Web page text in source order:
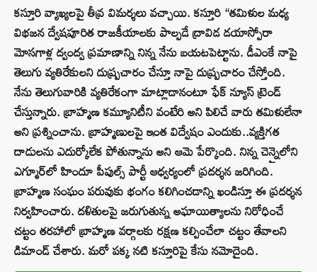
కస్తూరి వ్యాఖ్యలపై తీవ్ర విమర్శలు వచ్చాయి. కస్తూరి “తమిళుల మధ్య
విభజన ద్వేషపూరిత రాజకీయాలకు పాల్పడే ద్రావిడ డయాస్పోరా
మోసగాళ్ల ద్వంద్వ ప్రమాణాన్ని నిన్న నేను బయటపెట్టాను. డీఎంకే నాపై
తెలుగు వ్యతిరేకులని దుష్ప్రచారం చేస్తూ నాపై దుష్ప్రచారం చేస్తోంది.
నేను తెలుగువారికి వ్యతిరేకంగా మాట్లాడానంటూ ఫేక్ న్యూస్ ట్రెండ్
చేస్తున్నారు. బ్రాహ్మణ కమ్యూనిటీని వంటేరి అని పిలిచే వారు తమిళులేనా
అని ప్రశ్నించాను. బ్రాహ్మణులపై ఇంత విద్వేషం ఎందుకు..వ్యక్తిగత
దాడులను ఎదుర్కోలేక పోతున్నాను అని ఆమె పేర్కొంది. నిన్న చెన్నైలోని
ఎగ్మూర్‌లో హిందూ పీపుల్స్ పార్టీ ఆధ్వర్యంలో ప్రదర్శన జరిగింది.
బ్రాహ్మణ సంఘం పరువుకు భంగం కలిగించడాన్ని ఖండిస్తూ ఈ ప్రదర్శన
నిర్వహించారు. దళితులపై జరుగుతున్న అఘాయిత్యాలను నిరోధించే
చట్టం తరహాలో బ్రాహ్మణ వర్గాలకు రక్షణ కల్పించేలా చట్టం తేవాలని
డిమాండ్‌ చేశారు. మరో పక్క నటి కస్తూరిపై కేసు నమోదైంది.